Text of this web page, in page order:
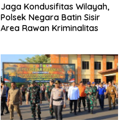
Jaga Kondusifitas Wilayah,
Polsek Negara Batin Sisir
Area Rawan Kriminalitas